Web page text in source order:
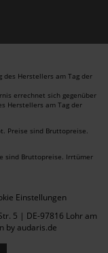
des Herstellers am Tag der
errechnet sich gegenüber
Herstellers am Tag der
Preise sind Bruttopreise.
sind Bruttopreise. Irrtümer
Einstellungen
5 | DE-97816 Lohr am
by audaris.de